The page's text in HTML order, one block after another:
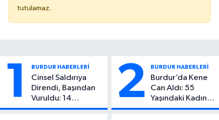
tutulamaz.
1 BURDUR HABERLERİ
Cinsel Saldırıya
Direndi, Başından
Vuruldu: 14
Yaşındaki Çocuktan
2 BURDUR HABERLERİ
Burdur’da Kene
Can Aldı: 55
Yaşındaki Kadın
Hayatını Kaybetti